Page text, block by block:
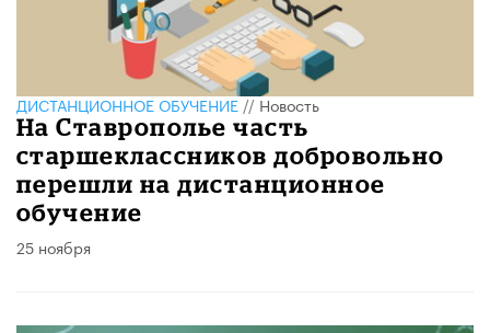
ДИСТАНЦИОННОЕ ОБУЧЕНИЕ//Новость
На Ставрополье часть
старшеклассников добровольно
перешли на дистанционное
обучение
25 ноября